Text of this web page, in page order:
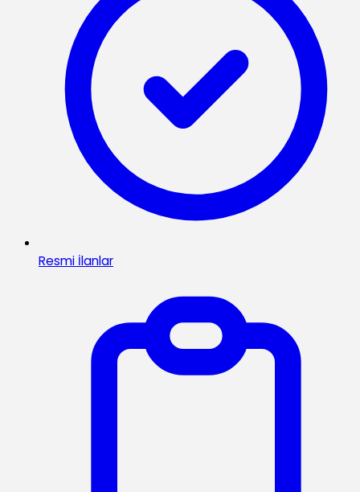
Resmi İlanlar